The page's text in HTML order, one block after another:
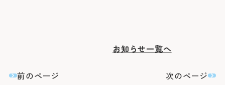
前のページ
お知らせ一覧へ
次のページ